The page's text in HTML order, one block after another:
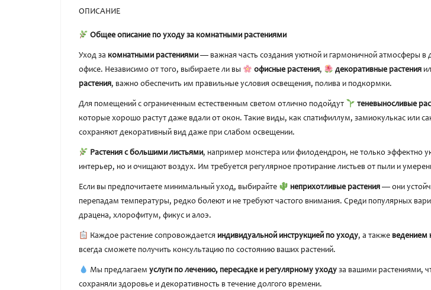
ОПИСАНИЕ
Общее описание по уходу за комнатными растениями
Уход за комнатными растениями — важная часть создания уютной и гармоничной атмосферы в
офисе. Независимо от того, выбираете ли вы
офисные растения, декоративные растения
растения, важно обеспечить им правильные условия освещения, полива и подкормки.
Для помещений с ограниченным естественным светом отлично подойдут теневыносливые
которые хорошо растут даже вдали от окон. Такие виды, как спатифиллум, замиокулькас или
сохраняют декоративный вид даже при слабом освещении.
Растения с большими листьями, например монстера или филодендрон, не только эффектно
интерьер, но и очищают воздух. Им требуется регулярное протирание листьев от пыли и
Если вы предпочитаете минимальный уход, выбирайте неприхотливые растения— они
перепадам температуры, редко болеют и не требуют частого внимания. Среди популярных
драцена, хлорофитум, фикус и алоэ.
Каждое растение сопровождается индивидуальной инструкцией по уходу, а также ведением
всегда сможете получить консультацию по состоянию ваших растений.
Мы предлагаем услуги по лечению, пересадке и регулярному уходуза вашими растениями,
сохраняли здоровье и декоративность в течение долгого времени.